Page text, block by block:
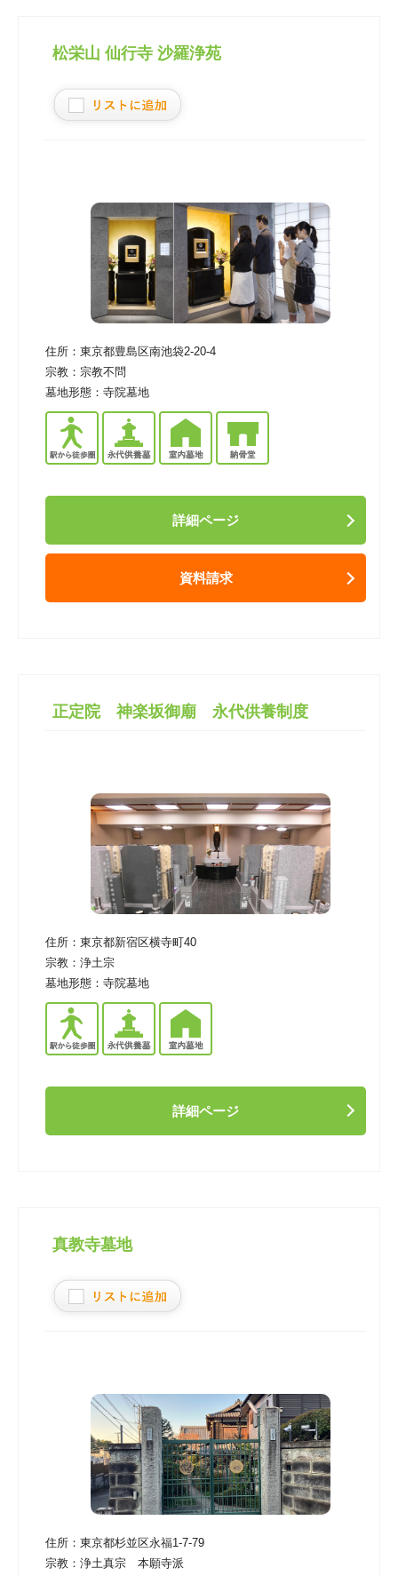
松栄山 仙行寺 沙羅浄苑
住所： 東京都豊島区南池袋2-20-4
宗教： 宗教不問
墓地形態： 寺院墓地
詳細ページ
資料請求
正定院 神楽坂御廟 永代供養制度
住所： 東京都新宿区横寺町40
宗教： 浄土宗
墓地形態： 寺院墓地
詳細ページ
真教寺墓地
住所： 東京都杉並区永福1-7-79
宗教： 浄土真宗 本願寺派